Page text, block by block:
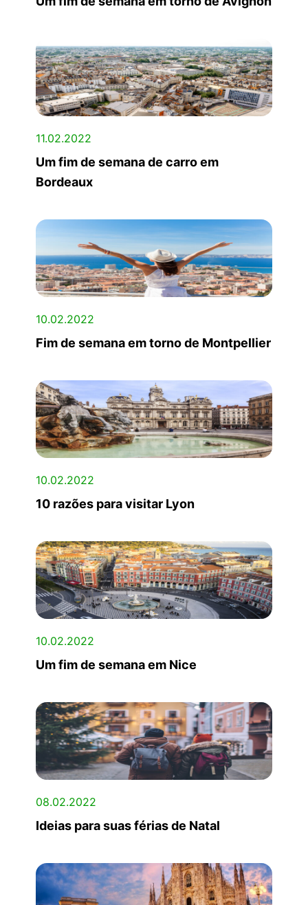
11.02.2022
Um fim de semana de carro em
Bordeaux
10.02.2022
Fim de semana em torno de Montpellier
10.02.2022
10 razões para visitar Lyon
10.02.2022
Um fim de semana em Nice
08.02.2022
Ideias para suas férias de Natal